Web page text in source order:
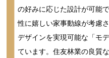
の好みに応じた設計が可能
性に嬉しい家事動線が考慮
デザインを実現可能な「モ
ています。住友林業の良質